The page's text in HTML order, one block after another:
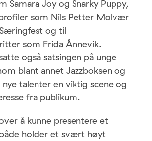
Samara Joy og Snarky Puppy,
som Nils Petter Molvær
og til
som Frida Ånnevik.
også satsingen på unge
blant annet Jazzboksen og
talenter en viktig scene og
fra publikum.
å kunne presentere et
holder et svært høyt